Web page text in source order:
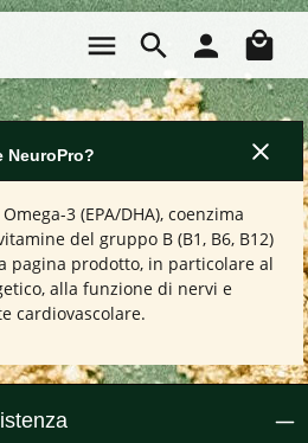
Il
NeuroPro?
3 (EPA/DHA), coenzima
del gruppo B (B1, B6, B12)
pagina prodotto, in particolare al
alla funzione di nervi e
cardiovascolare.